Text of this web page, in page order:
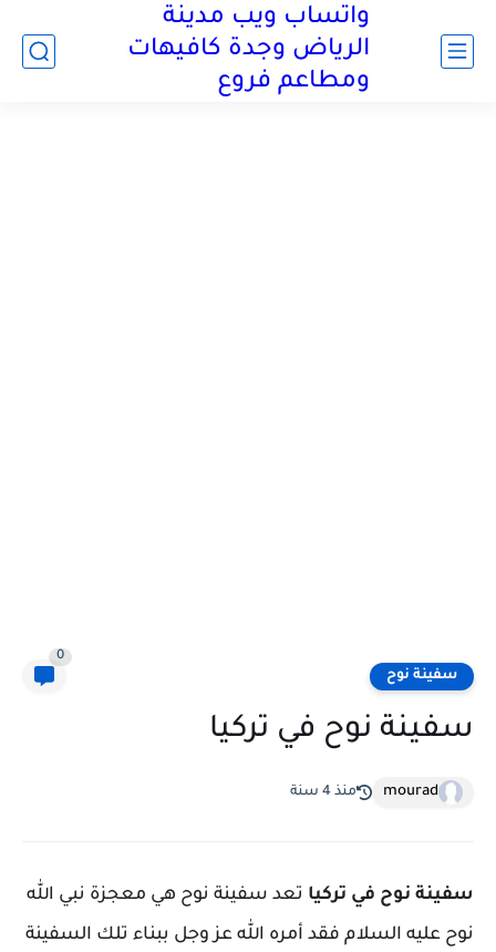
واتساب ويب مدينة
الرياض وجدة كافيهات
ومطاعم فروع
سفينة نوح
0
سفينة نوح في تركيا
mourad منذ 4 سنة
سفينة نوح في تركيا تعد سفينة نوح هي معجزة نبي الله
نوح عليه السلام فقد أمره الله عز وجل ببناء تلك السفينة